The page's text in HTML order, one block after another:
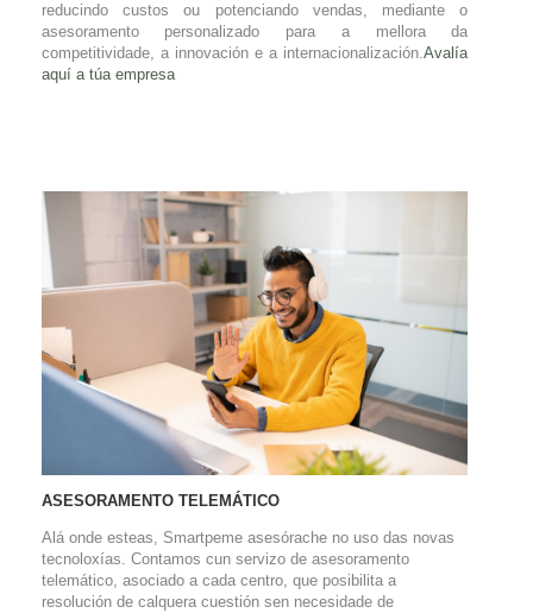
reducindo custos ou potenciando vendas, mediante o
asesoramento personalizado para a mellora da
competitividade, a innovación e a internacionalización.Avalía
aquí a túa empresa
ASESORAMENTO TELEMÁTICO
Alá onde esteas, Smartpeme asesórache no uso das novas
tecnoloxías. Contamos cun servizo de asesoramento
telemático, asociado a cada centro, que posibilita a
resolución de calquera cuestión sen necesidade de